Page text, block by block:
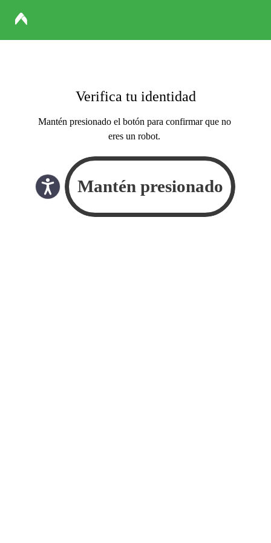
Verifica tu identidad
Mantén presionado el botón para confirmar que no
eres un robot.